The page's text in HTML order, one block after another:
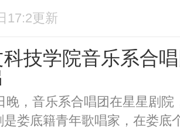
17:2更新
技学院音乐系合
，音乐系合唱团在星星剧院
娄底籍青年歌唱家，在娄底